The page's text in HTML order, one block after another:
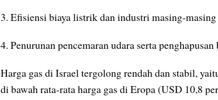
3. Efisiensi biaya listrik dan industri masing-
4. Penurunan pencemaran udara serta
Harga gas di Israel tergolong rendah dan stabil,
di bawah rata-rata harga gas di Eropa (USD 10,8